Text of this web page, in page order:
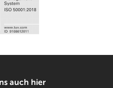
auch hier